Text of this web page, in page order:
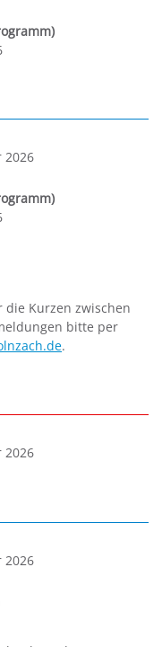
2026
Kurzen zwischen
bitte per
.
2026
2026